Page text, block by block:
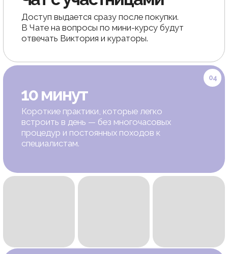
Освойте проверенные техники, которые помогут:
подтянуть кожу и овал лица; улучшить осанку
и статику шеи; вернуть грациозность, красоту
и уверенность в себе
Договор оферты
Политика конфиденциальности
Служба заботы